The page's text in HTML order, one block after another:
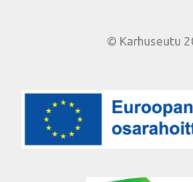
© Karhuseutu